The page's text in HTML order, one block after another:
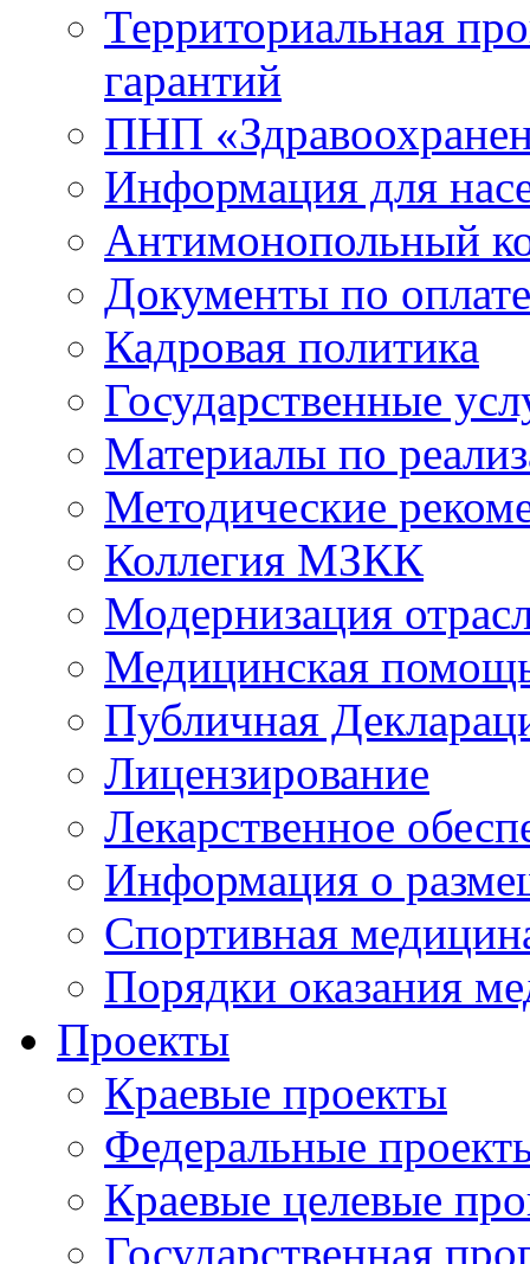
Территориальная
гарантий
ПНП
Информация для
Антимонопольный
Документы по
Кадровая политика
Государственные
Материалы по
Методические
Коллегия МЗКК
Модернизация
Медицинская
Публичная
Лицензирование
Лекарственное
Информация о
Спортивная
Порядки оказания
Проекты
Краевые проекты
Федеральные
Краевые целевые
Государственная